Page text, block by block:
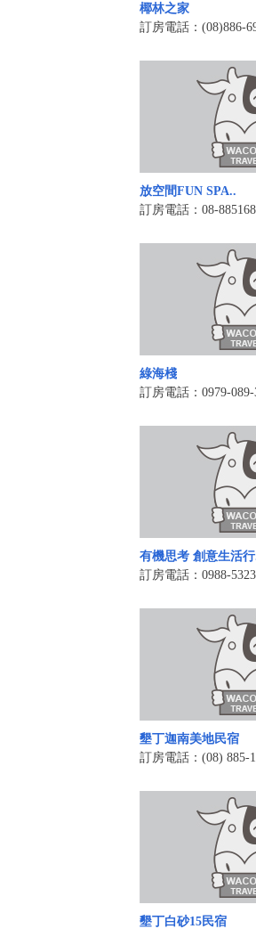
椰林之家
訂房電話：(08)886-
放空間FUN SPA..
訂房電話：08-
綠海棧
訂房電話：0979-089-
有機思考 創意生活
訂房電話：0988-
墾丁迦南美地民宿
訂房電話：(08) 885-
墾丁白砂15民宿